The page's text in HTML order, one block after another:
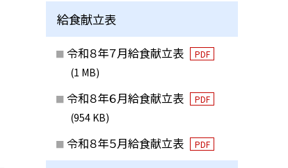
給食献立表
令和８年７月給食献立表 PDF
(1 MB)
令和８年６月給食献立表 PDF
(954 KB)
令和８年５月給食献立表 PDF